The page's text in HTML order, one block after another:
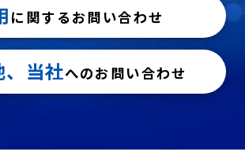
に関するお問い合わせ
、当社へのお問い合わせ